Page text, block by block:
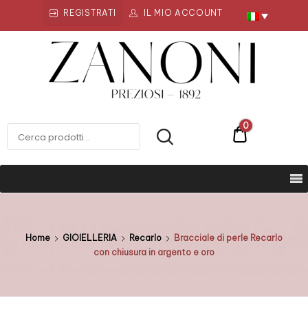
REGISTRATI IL MIO ACCOUNT
ZANONI PREZIOSI €0
0
Home GIOIELLERIA Recarlo
Bracciale di perle Recarlo
con chiusura in argento e oro